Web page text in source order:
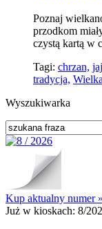
Poznaj
przodkom
czystą kartą w
Tagi: chrzan,
tradycja,
Wyszukiwarka
Kup aktualny numer »
Już w kioskach: 8/